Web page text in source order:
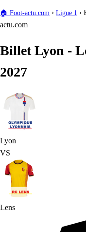
🏠 Foot-actu.com › Ligue 1 ›
actu.com
Billet Lyon -
2027
Lyon
VS
Lens